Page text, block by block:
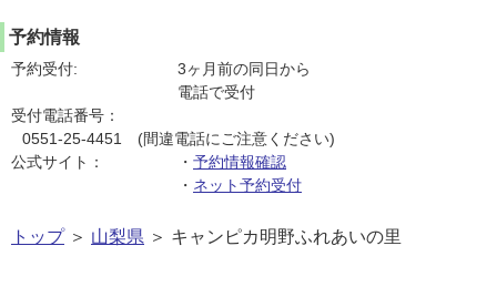
予約情報
予約受付:
3ヶ月前の同日から
電話で受付
受付電話番号：
0551-25-4451 (間違電話にご注意ください)
公式サイト：
・ 予約情報確認
・ ネット予約受付
トップ＞ 山梨県 ＞ キャンピカ明野ふれあいの里